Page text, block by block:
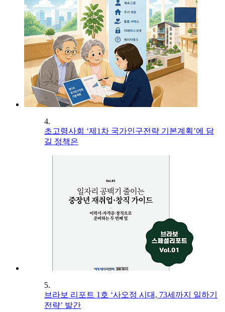
4.
초고령사회 ‘제1차 국가인구전략 기본계획’에 담
길 정책은
5.
브라보 리포트 1호 ‘사오정 시대, 73세까지 일하기
전략’ 발간